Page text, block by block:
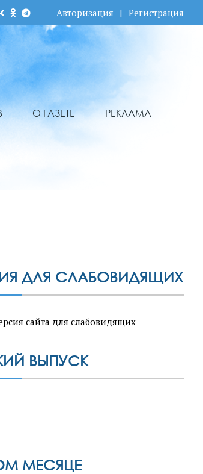
Авторизация | Регистрация
О ГАЗЕТЕ РЕКЛАМА
ДЛЯ СЛАБОВИДЯЩИХ
сайта для слабовидящих
ВЫПУСК
МЕСЯЦЕ